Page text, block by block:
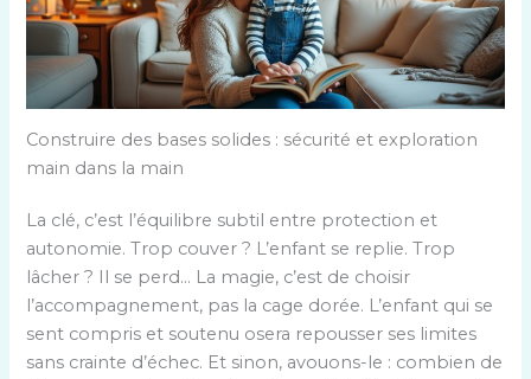
Construire des bases solides : sécurité et exploration
main dans la main
La clé, c’est l’équilibre subtil entre protection et
autonomie. Trop couver ? L’enfant se replie. Trop
lâcher ? Il se perd… La magie, c’est de choisir
l’accompagnement, pas la cage dorée. L’enfant qui se
sent compris et soutenu osera repousser ses limites
sans crainte d’échec. Et sinon, avouons-le : combien de